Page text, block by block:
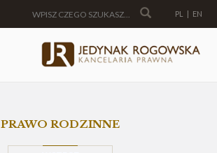
PL | EN
PRAWO RODZINNE